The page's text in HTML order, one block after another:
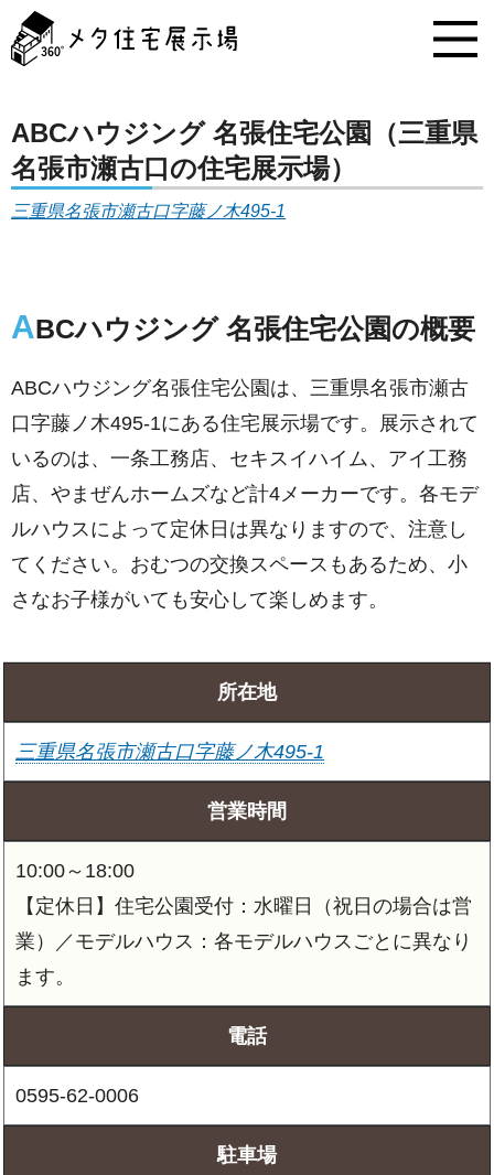
タ
住
示
場
コ
ン
テ
キ
プ
ABCハウジング 名張住宅公園（三重県
名張市瀬古口の住宅展示場）
三重県名張市瀬古口字藤ノ木495-1
ABCハウジング 名張住宅公園の概要
ABCハウジング名張住宅公園は、三重県名張市瀬古
口字藤ノ木495-1にある住宅展示場です。展示されて
いるのは、一条工務店、セキスイハイム、アイ工務
店、やまぜんホームズなど計4メーカーです。各モデ
ルハウスによって定休日は異なりますので、注意し
てください。おむつの交換スペースもあるため、小
さなお子様がいても安心して楽しめます。
所在地
三重県名張市瀬古口字藤ノ木495-1
営業時間
10:00～18:00
【定休日】住宅公園受付：水曜日（祝日の場合は営
業）／モデルハウス：各モデルハウスごとに異なり
ます。
電話
0595-62-0006
駐車場